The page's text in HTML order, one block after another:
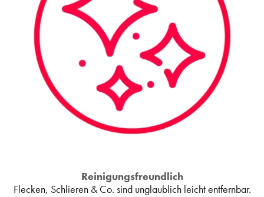
Reinigungsfreundlich
Flecken, Schlieren & Co. sind unglaublich leicht entfernbar.